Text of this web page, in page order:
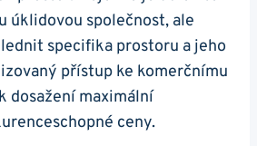
úklidovou společnost, ale
specifika prostoru a jeho
přístup ke komerčnímu
dosažení maximální
ceny.